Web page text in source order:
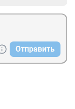
Отправить